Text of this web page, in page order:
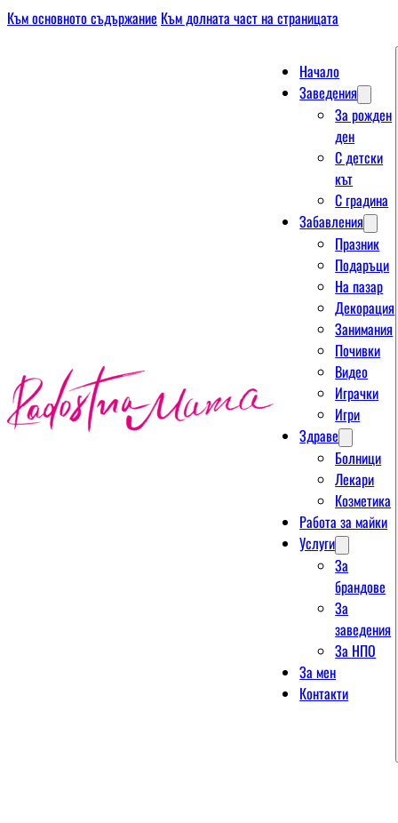
Към основното съдържание Към долната част на страницата
Начало
Заведения
За рожден
ден
С детски
кът
С градина
Забавления
Празник
Подаръци
На пазар
Декорация
Занимания
Почивки
Видео
Играчки
Игри
Здраве
Болници
Лекари
Козметика
Работа за майки
Услуги
За
брандове
За
заведения
За НПО
За мен
Контакти